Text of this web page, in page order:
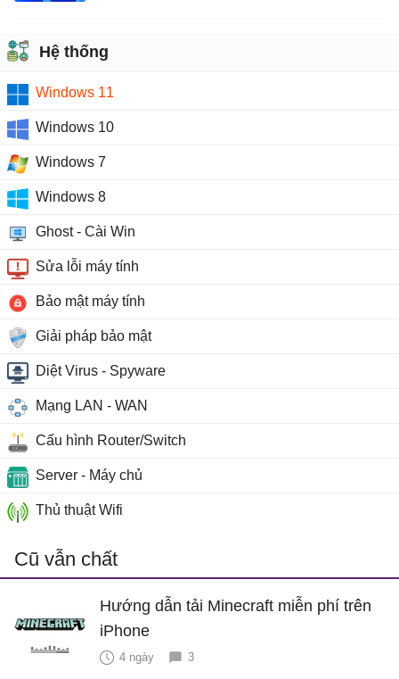
Hệ thống
Windows 11
Windows 10
Windows 7
Windows 8
Ghost - Cài Win
Sửa lỗi máy tính
Bảo mật máy tính
Giải pháp bảo mật
Diệt Virus - Spyware
Mạng LAN - WAN
Cấu hình Router/Switch
Server - Máy chủ
Thủ thuật Wifi
Cũ vẫn chất
Hướng dẫn tải Minecraft miễn phí trên
iPhone
4 ngày 3